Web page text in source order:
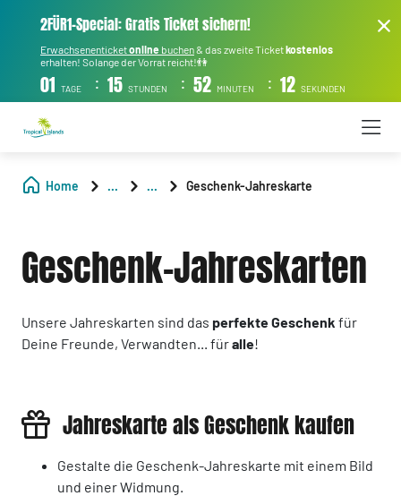
2FÜR1-Special: Gratis Ticket sichern!
Erwachsenenticketonline buchen& das zweite Ticketkostenlos
erhalten! Solange der Vorrat reicht!👫
01 TAGE : 15 STUNDEN : 52 MINUTEN : 11 SEKUNDEN
Home ... ... Geschenk-Jahreskarte
Geschenk-Jahreskarten
Unsere Jahreskarten sind das perfekte Geschenk für
Deine Freunde, Verwandten... füralle!
Jahreskarte als Geschenk kaufen
Gestalte die Geschenk-Jahreskarte mit einem Bild
und einer Widmung.